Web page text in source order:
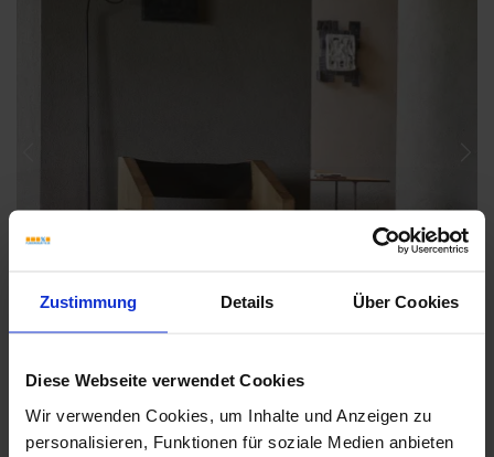
Zustimmung Details Über Cookies
Diese Webseite verwendet Cookies
Wir verwenden Cookies, um Inhalte und Anzeigen zu
personalisieren, Funktionen für soziale Medien anbieten